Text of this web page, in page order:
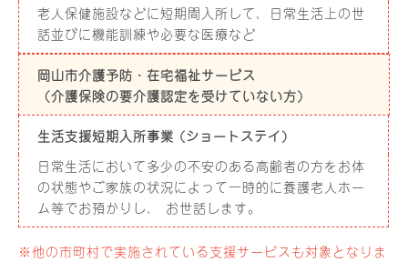
老人保健施設などに短期間入所して、日常生活上の世
話並びに機能訓練や必要な医療など
岡山市介護予防・在宅福祉サービス
（介護保険の要介護認定を受けていない方）
生活支援短期入所事業 (ショートステイ)
日常生活において多少の不安のある高齢者の方をお体
の状態やご家族の状況によって一時的に養護老人ホー
ム等でお預かりし、 お世話します。
※他の市町村で実施されている支援サービスも対象となりま